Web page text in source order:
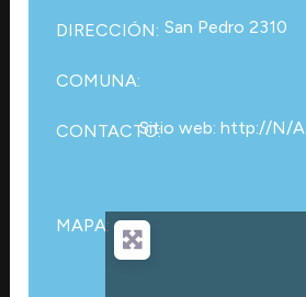
DIRECCIÓN: San Pedro 2310
COMUNA:
CONTACTO:Sitio web: http://N/A
MAPA: